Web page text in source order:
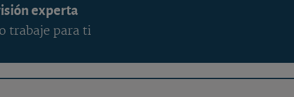
experta
trabaje para ti